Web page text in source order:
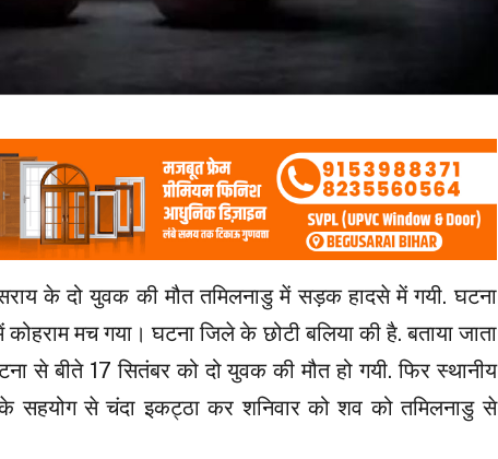
के दो युवक की मौत तमिलनाडु में सड़क हादसे में गयी. घटना
मच गया। घटना जिले के छोटी बलिया की है. बताया जाता
से बीते 17 सितंबर को दो युवक की मौत हो गयी. फिर स्थानीय
के सहयोग से चंदा इकट्ठा कर शनिवार को शव को तमिलनाडु से